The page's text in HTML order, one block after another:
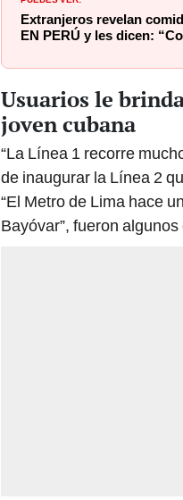
Extranjeros revelan
EN PERÚ y les dicen:
Usuarios le
joven cubana
“La Línea 1 recorre
de inaugurar la Línea 2
“El Metro de Lima hace
Bayóvar”, fueron